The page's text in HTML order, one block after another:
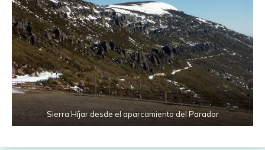
Sierra Híjar desde el aparcamiento del Parador